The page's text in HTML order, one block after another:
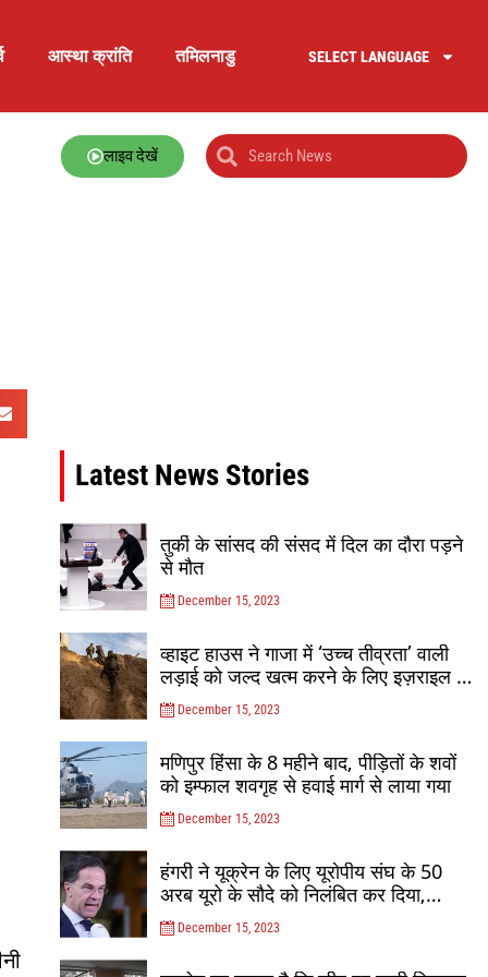
आस्था क्रांति तमिलनाडु SELECT LANGUAGE
लाइव देखें
Latest News Stories
तुर्की के सांसद की संसद में दिल का दौरा पड़ने
से मौत
December 15, 2023
व्हाइट हाउस ने गाजा में ‘उच्च तीव्रता’ वाली
लड़ाई को जल्द खत्म करने के लिए इज़राइल पर
दबाव डाला
December 15, 2023
मणिपुर हिंसा के 8 महीने बाद, पीड़ितों के शवों
को इम्फाल शवगृह से हवाई मार्ग से लाया गया
December 15, 2023
हंगरी ने यूक्रेन के लिए यूरोपीय संघ के 50
अरब यूरो के सौदे को निलंबित कर दिया,
जनवरी में बातचीत फिर से शुरू होगी
December 15, 2023